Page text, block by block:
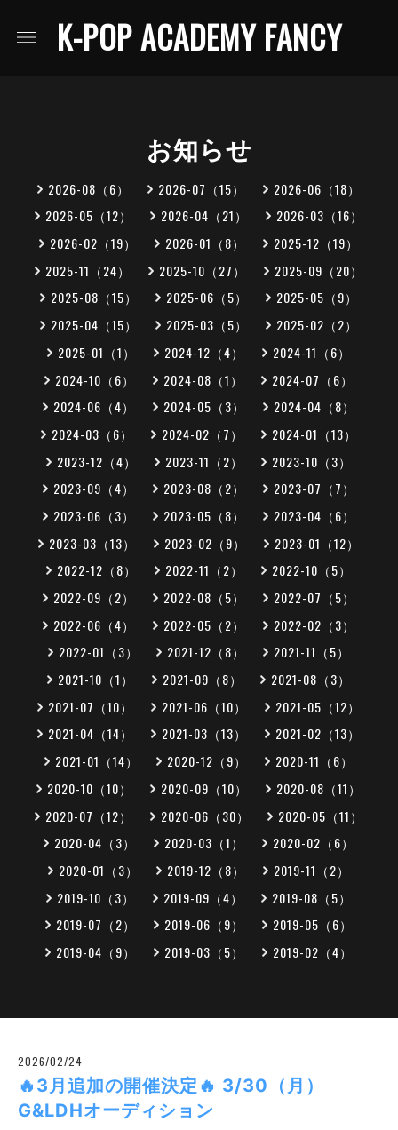
K-POP ACADEMY FANCY
お知らせ
2026-08（6） 2026-07（15）
2026-06（18）
2026-05（12）
2026-04（21）
2026-03（16）
2026-02（19）
2026-01（8）
2025-12（19）
2025-11（24）
2025-10（27）
2025-09（20）
2025-08（15）
2025-06（5）
2025-05（9）
2025-04（15）
2025-03（5）
2025-02（2）
2025-01（1）
2024-12（4）
2024-11（6）
2024-10（6）
2024-08（1）
2024-07（6）
2024-06（4）
2024-05（3）
2024-04（8）
2024-03（6）
2024-02（7）
2024-01（13）
2023-12（4）
2023-11（2）
2023-10（3）
2023-09（4）
2023-08（2）
2023-07（7）
2023-06（3）
2023-05（8）
2023-04（6）
2023-03（13）
2023-02（9）
2023-01（12）
2022-12（8）
2022-11（2）
2022-10（5）
2022-09（2）
2022-08（5）
2022-07（5）
2022-06（4）
2022-05（2）
2022-02（3）
2022-01（3）
2021-12（8）
2021-11（5）
2021-10（1）
2021-09（8）
2021-08（3）
2021-07（10）
2021-06（10）
2021-05（12）
2021-04（14）
2021-03（13）
2021-02（13）
2021-01（14）
2020-12（9）
2020-11（6）
2020-10（10）
2020-09（10）
2020-08（11）
2020-07（12）
2020-06（30）
2020-05（11）
2020-04（3）
2020-03（1）
2020-02（6）
2020-01（3）
2019-12（8）
2019-11（2）
2019-10（3）
2019-09（4）
2019-08（5）
2019-07（2）
2019-06（9）
2019-05（6）
2019-04（9）
2019-03（5） 2019-02（4）
2026/02/24
🔥3月追加の開催決定🔥 3/30（月）
G&LDHオーディション